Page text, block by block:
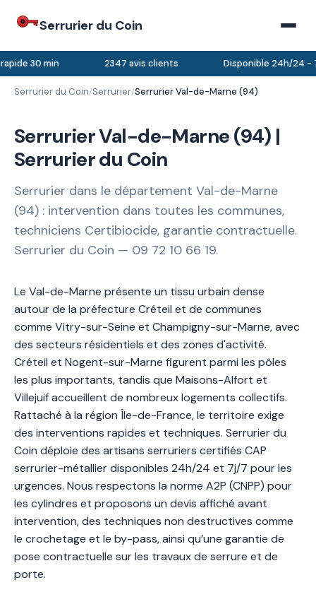
Serrurier du Coin
30 min 2347 avis clients Disponible 24h/24 -
Serrurier du Coin/Serrurier/Serrurier Val-de-Marne (94)
Serrurier Val-de-Marne (94) |
Serrurier du Coin
Serrurier dans le département Val-de-Marne
(94) : intervention dans toutes les communes,
techniciens Certibiocide, garantie contractuelle.
Serrurier du Coin — 09 72 10 66 19.
Le Val-de-Marne présente un tissu urbain dense
autour de la préfecture Créteil et de communes
comme Vitry-sur-Seine et Champigny-sur-Marne, avec
des secteurs résidentiels et des zones d'activité.
Créteil et Nogent-sur-Marne figurent parmi les pôles
les plus importants, tandis que Maisons-Alfort et
Villejuif accueillent de nombreux logements collectifs.
Rattaché à la région Île-de-France, le territoire exige
des interventions rapides et techniques. Serrurier du
Coin déploie des artisans serruriers certifiés CAP
serrurier-métallier disponibles 24h/24 et 7j/7 pour les
urgences. Nous respectons la norme A2P (CNPP) pour
les cylindres et proposons un devis affiché avant
intervention, des techniques non destructives comme
le crochetage et le by-pass, ainsi qu’une garantie de
pose contractuelle sur les travaux de serrure et de
porte.